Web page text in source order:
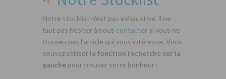
Notre stocklist n’est pas exhaustive, il ne
faut pas hésiter à nous contacter si vous ne
trouvez pas l’article qui vous intéresse. Vous
pouvez utiliser la fonction recherche sur la
gauche pour trouver votre bonheur :